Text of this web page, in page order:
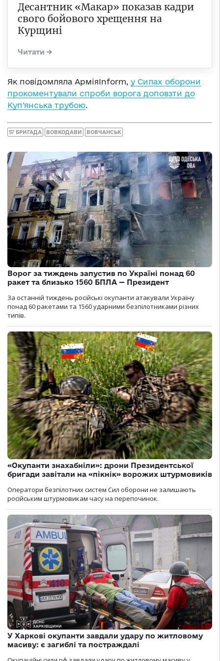
Десантник «Макар» показав кадри
свого бойового хрещення на
Курщині
Як повідомляла АрміяInform, у Силах оборони
прокоментували спроби ворога доповзти до
Куп’янська трубою
57 БРИГАДА ВОВКОДАВИ ВОВЧАНСЬК
Ворог за тиждень запустив по Україні понад 60
ракет та близько 1560 БПЛА — Президент
За останній тиждень російські окупанти атакували Україну
понад 60 ракетами та 1560 ударними безпілотниками різних
типів.
«Окупанти знахабніли»: дрони Президентської
бригади завітали на «пікнік» ворожих штурмовиків
Оператори безпілотних систем Сил оборони не залишають
російським штурмовикам часу на перепочинок.
У Харкові окупанти завдали удару по житловому
масиву: є загиблі та постраждалі